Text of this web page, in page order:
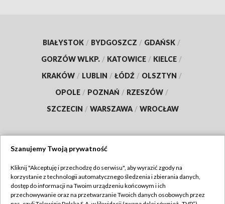
BIAŁYSTOK / BYDGOSZCZ / GDAŃSK /
GORZÓW WLKP. / KATOWICE / KIELCE /
KRAKÓW / LUBLIN / ŁÓDŹ / OLSZTYN /
OPOLE / POZNAŃ / RZESZÓW /
SZCZECIN / WARSZAWA / WROCŁAW
TVP
Abonament TVP
Regulamin TVP
Szanujemy Twoją prywatność
Kliknij "Akceptuję i przechodzę do serwisu", aby wyrazić zgody na
korzystanie z technologii automatycznego śledzenia i zbierania danych,
dostęp do informacji na Twoim urządzeniu końcowym i ich
przechowywanie oraz na przetwarzanie Twoich danych osobowych przez